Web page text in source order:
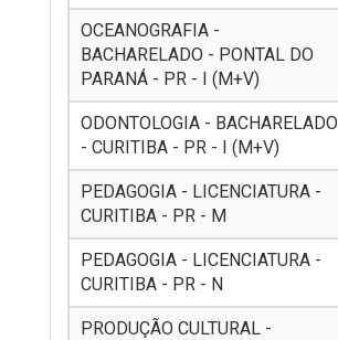
OCEANOGRAFIA -
BACHARELADO - PONTAL DO
PARANÁ - PR - I (M+V)
ODONTOLOGIA - BACHARELADO
- CURITIBA - PR - I (M+V)
PEDAGOGIA - LICENCIATURA -
CURITIBA - PR - M
PEDAGOGIA - LICENCIATURA -
CURITIBA - PR - N
PRODUÇÃO CULTURAL -